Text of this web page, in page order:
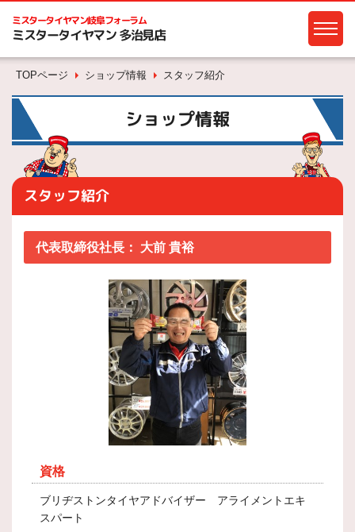
ミスタータイヤマン岐阜フォーラム
ミスタータイヤマン 多治見店
TOPページ ショップ情報 スタッフ紹介
ショップ情報
スタッフ紹介
代表取締役社長： 大前 貴裕
資格
ブリヂストンタイヤアドバイザー アライメントエキ
スパート